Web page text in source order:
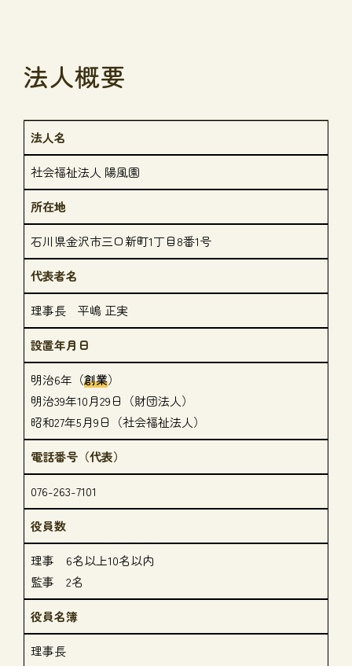
法人概要
法人名
社会福祉法人 陽風園
所在地
石川県金沢市三口新町1丁目8番1号
代表者名
理事長 平嶋 正実
設置年月日
明治6年（創業）
明治39年10月29日（財団法人）
昭和27年5月9日（社会福祉法人）
電話番号（代表）
076-263-7101
役員数
理事 6名以上10名以内
監事 2名
役員名簿
理事長